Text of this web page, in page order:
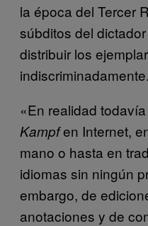
la época del Tercer
súbditos del
distribuir los
indiscriminadamente.
«En realidad
Kampfen Internet,
mano o hasta en
idiomas sin ningún
embargo, de
anotaciones y de